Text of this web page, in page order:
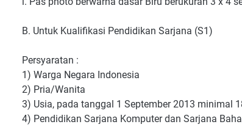
B. Untuk Kualifikasi Pendidikan Sarjana (S1)
Persyaratan :
1) Warga Negara Indonesia
2) Pria/Wanita
3) Usia, pada tanggal 1 September 2013 minimal
4) Pendidikan Sarjana Komputer dan Sarjana